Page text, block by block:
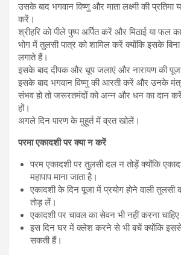
उसके बाद भगवान विष्णु और माता लक्ष्मी की प्रतिमा
करें।
श्रीहरि को पीले पुष्प अर्पित करें और मिठाई या फल
भोग में तुलसी पात्र को शामिल करें क्योंकि इसके बिना
लगाते हैं।
इसके बाद दीपक और धूप जलाएं और नारायण की
इसके बाद भगवान विष्णु की आरती करें और उनके
संभव हो तो जरूरतमंदों को अन्न और धन का दान करें
हों।
अगले दिन पारण के मुहूर्त में व्रत खोलें।
परमाएकादशी पर क्या न करें
परम एकादशी पर तुलसी दल न तोड़ें क्योंकि
महापाप माना जाता है।
एकादशी के दिन पूजा में प्रयोग होने वाली तुलसी
तोड़ लें।
एकादशी पर चावल का सेवन भी नहीं करना
इस दिन घर में क्लेश करने से भी बचें क्योंकि इससे
सकती हैं।